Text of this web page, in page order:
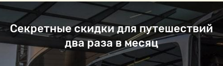
Секретные скидки для путешествий
два раза в месяц